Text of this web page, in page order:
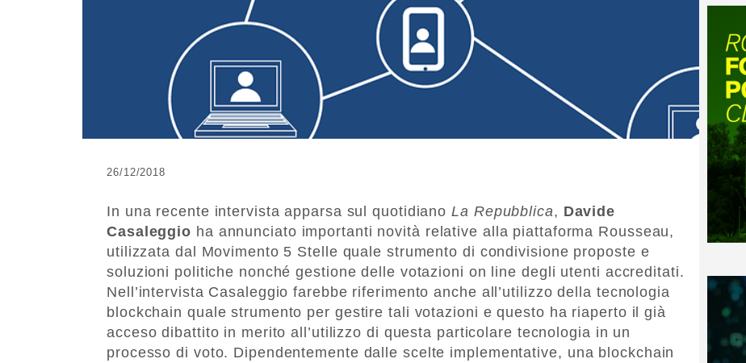
26/12/2018
In una recente intervista apparsa sul quotidianoLa Repubblica, Davide
Casaleggio ha annunciato importanti novità relative alla piattaforma Rousseau,
utilizzata dal Movimento 5 Stelle quale strumento di condivisione proposte e
soluzioni politiche nonché gestione delle votazioni on line degli utenti accreditati.
Nell’intervista Casaleggio farebbe riferimento anche all’utilizzo della tecnologia
blockchain quale strumento per gestire tali votazioni e questo ha riaperto il già
acceso dibattito in merito all’utilizzo di questa particolare tecnologia in un
processo di voto. Dipendentemente dalle scelte implementative, una blockchain